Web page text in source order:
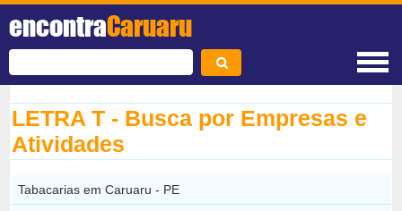
encontraCaruaru
LETRA T - Busca por Empresas e
Atividades
Tabacarias em Caruaru - PE